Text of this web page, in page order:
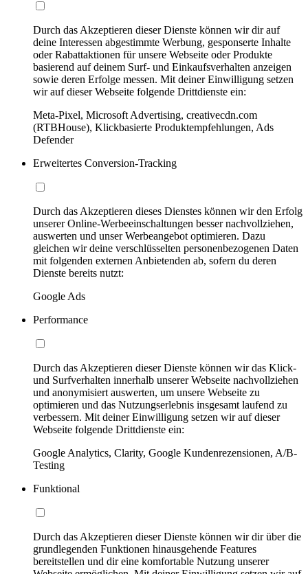
Durch das Akzeptieren dieser Dienste können wir dir auf
deine Interessen abgestimmte Werbung, gesponserte Inhalte
oder Rabattaktionen für unsere Webseite oder Produkte
basierend auf deinem Surf- und Einkaufsverhalten anzeigen
sowie deren Erfolge messen. Mit deiner Einwilligung setzen
wir auf dieser Webseite folgende Drittdienste ein:
Meta-Pixel, Microsoft Advertising, creativecdn.com
(RTBHouse), Klickbasierte Produktempfehlungen, Ads
Defender
Erweitertes Conversion-Tracking
Durch das Akzeptieren dieses Dienstes können wir den Erfolg
unserer Online-Werbeeinschaltungen besser nachvollziehen,
auswerten und unser Werbeangebot optimieren. Dazu
gleichen wir deine verschlüsselten personenbezogenen Daten
mit folgenden externen Anbietenden ab, sofern du deren
Dienste bereits nutzt:
Google Ads
Performance
Durch das Akzeptieren dieser Dienste können wir das Klick-
und Surfverhalten innerhalb unserer Webseite nachvollziehen
und anonymisiert auswerten, um unsere Webseite zu
optimieren und das Nutzungserlebnis insgesamt laufend zu
verbessern. Mit deiner Einwilligung setzen wir auf dieser
Webseite folgende Drittdienste ein:
Google Analytics, Clarity, Google Kundenrezensionen, A/B-
Testing
Funktional
Durch das Akzeptieren dieser Dienste können wir dir über die
grundlegenden Funktionen hinausgehende Features
bereitstellen und dir eine komfortable Nutzung unserer